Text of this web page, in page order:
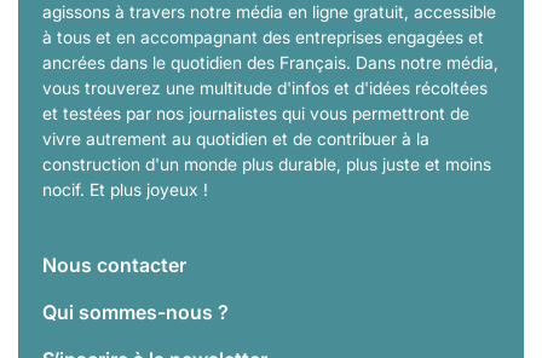
agissons à travers notre média en ligne gratuit, accessible
à tous et en accompagnant des entreprises engagées et
ancrées dans le quotidien des Français. Dans notre média,
vous trouverez une multitude d'infos et d'idées récoltées
et testées par nos journalistes qui vous permettront de
vivre autrement au quotidien et de contribuer à la
construction d'un monde plus durable, plus juste et moins
nocif. Et plus joyeux !
Nous contacter
Qui sommes-nous ?